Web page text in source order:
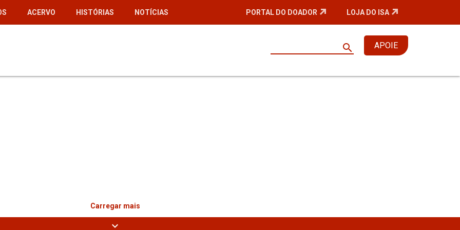
ACERVO HISTÓRIAS NOTÍCIAS PORTAL DO DOADOR LOJA DO ISA
search APOIE
Carregar mais
expand_more